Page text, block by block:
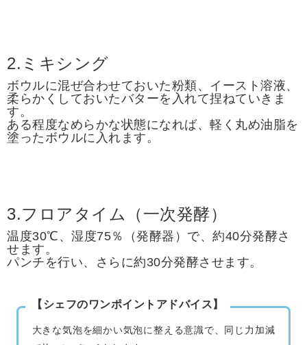
2.ミキシング
ボウルに混ぜ合わせておいた粉類、イースト溶液、
柔らかくしておいたバターを入れて捏ねていきま
す。
ある程度なめらかな状態になれば、軽く丸め油脂を
塗ったボウルに入れます。
3.フロアタイム（一次発酵）
温度30℃、湿度75％（発酵器）で、約40分発酵さ
せます。
パンチを行い、さらに約30分発酵させます。
【シェフのワンポイントアドバイス】
大きな気泡を細かい気泡に整える意識で、同じ力加減